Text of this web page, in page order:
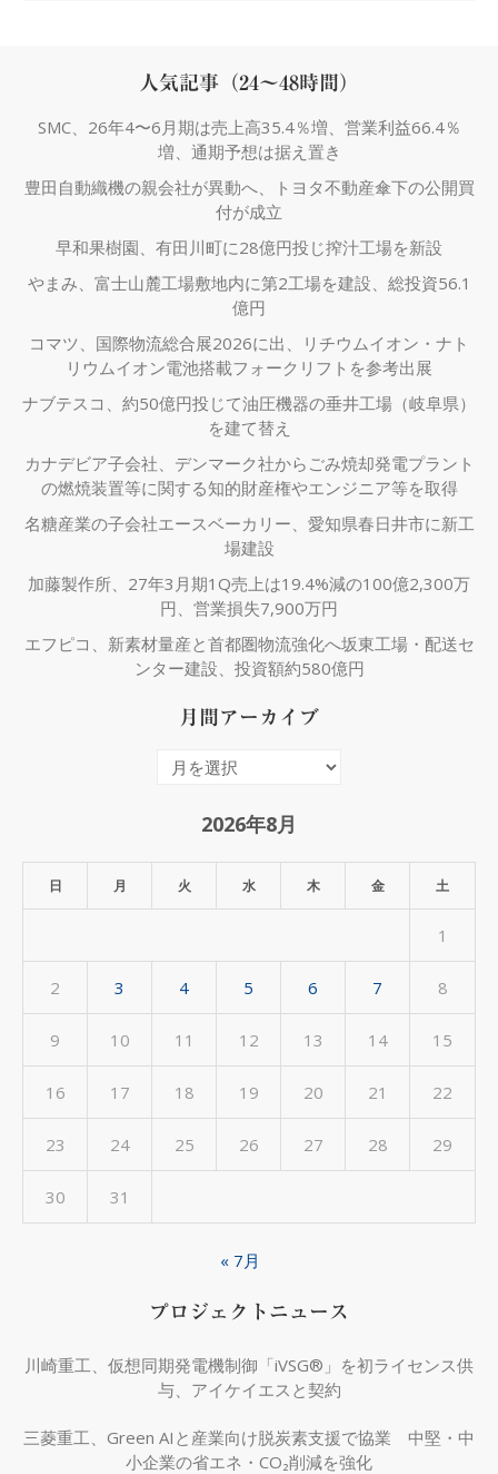
人気記事（24～48時間）
SMC、26年4〜6月期は売上高35.4％増、営業利益66.4％
増、通期予想は据え置き
豊田自動織機の親会社が異動へ、トヨタ不動産傘下の公開買
付が成立
早和果樹園、有田川町に28億円投じ搾汁工場を新設
やまみ、富士山麓工場敷地内に第2工場を建設、総投資56.1
億円
コマツ、国際物流総合展2026に出、リチウムイオン・ナト
リウムイオン電池搭載フォークリフトを参考出展
ナブテスコ、約50億円投じて油圧機器の垂井工場（岐阜県）
を建て替え
カナデビア子会社、デンマーク社からごみ焼却発電プラント
の燃焼装置等に関する知的財産権やエンジニア等を取得
名糖産業の子会社エースベーカリー、愛知県春日井市に新工
場建設
加藤製作所、27年3月期1Q売上は19.4%減の100億2,300万
円、営業損失7,900万円
エフピコ、新素材量産と首都圏物流強化へ坂東工場・配送セ
ンター建設、投資額約580億円
月間アーカイブ
イ
2026年8月
日 月 火 水 木 金 土
1
2 3 4 5 6 7 8
9 10 11 12 13 14 15
16 17 18 19 20 21 22
23 24 25 26 27 28 29
30 31
« 7月
プロジェクトニュース
川崎重工、仮想同期発電機制御「iVSG®」を初ライセンス供
与、アイケイエスと契約
三菱重工、Green AIと産業向け脱炭素支援で協業 中堅・中
小企業の省エネ・CO₂削減を強化